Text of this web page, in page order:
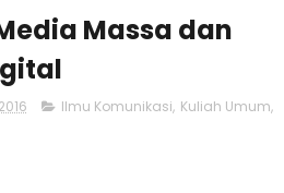
Massa dan
Ilmu Komunikasi, Kuliah Umum,